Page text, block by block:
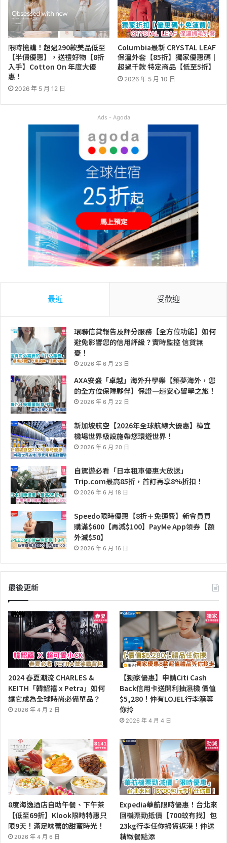
限時搶購！超過290款美品低至
【半價優惠】，送禮好物【8折
入手】Cotton On 年度大優
惠！
2026 年 5 月 12 日
Columbia最新 CRYSTAL LEAF
保溫外套【85折】獨家優惠碼｜
超過千款 特定商品【低至5折】
2026 年 5 月 10 日
Ads - Agoda
最近 受歡迎
環聯信貸報告及評分服務【全方位功能】如何
避免影響您的信用評級？實時監控 信貸無
憂！
2026 年 6 月 23 日
AXA安盛「卓越」海外升學樂【築夢海外，您
的全方位保障夥伴】保證一趟安心留學之旅！
2026 年 6 月 22 日
新加坡航空【2026年全球航線大優惠】樟宜
機場世界級設施帶您環遊世界！
2026 年 6 月 20 日
自駕遊必看「日本租車優惠大放送」
Trip.com最高85折，首訂再享8%折扣！
2026 年 6 月 18 日
Speedo限時優惠【8折＋免運費】新會員買
購滿$600【再減$100】PayMe App領券【額
外減$50】
2026 年 6 月 16 日
最後更新
2024 春夏潮流 CHARLES &
KEITH「韓韶禧 x Petra」如何
讓它成為全球時尚必備單品？
2026 年 4 月 2 日
【獨家優惠】申請Citi Cash
Back信用卡送開利抽濕機 價值
$5,280！仲有LOJEL行李箱等
你拎
2026 年 4 月 4 日
8度海逸酒店自助午餐、下午茶
【低至69折】Klook限時特惠只
限9天！滿足味蕾的甜蜜時光！
2026 年 4 月 6 日
Expedia華航限時優惠！台北來
回機票勁抵價【700蚊有找】包
23kg行李任你掃貨返港！仲送
精緻餐點添